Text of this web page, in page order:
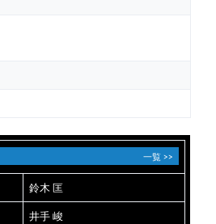
一覧 >>
鈴木 匡
井手 峻